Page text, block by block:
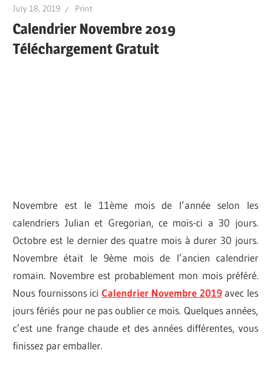
July 18, 2019 Print
Calendrier Novembre 2019
Téléchargement Gratuit
Novembre est le 11ème mois de l’année selon les
calendriers Julian et Gregorian, ce mois-ci a 30 jours.
Octobre est le dernier des quatre mois à durer 30 jours.
Novembre était le 9ème mois de l’ancien calendrier
romain. Novembre est probablement mon mois préféré.
Nous fournissons ici Calendrier Novembre 2019avec les
jours fériés pour ne pas oublier ce mois. Quelques années,
c’est une frange chaude et des années différentes, vous
finissez par emballer.